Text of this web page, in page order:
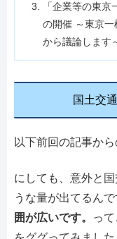
「企業等の東京
の開催 ～東京
から議論します
国土交
以下前回の記事か
にしても、意外と
うな量が出てるんで
囲が広いです。
っ